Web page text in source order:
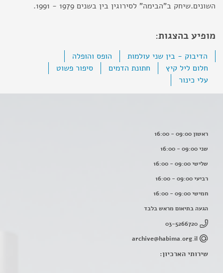
השונים.שיחק ב"הבימה" לסירוגין בין בשנים 1979 - 1991.
מופיע בהצגות:
הדיבוק - בין שני עולמות
הופס והופלה
חלום ליל קיץ
חתונת הדמים
סיפור פשוט
עלי כינור
ראשון 09:00 - 16:00
שני 09:00 - 16:00
שלישי 09:00 - 16:00
רביעי 09:00 - 16:00
חמישי 09:00 - 16:00
הגעה בתיאום מראש בלבד
03-5266720
archive@habima.org.il
שירותי הארכיון: